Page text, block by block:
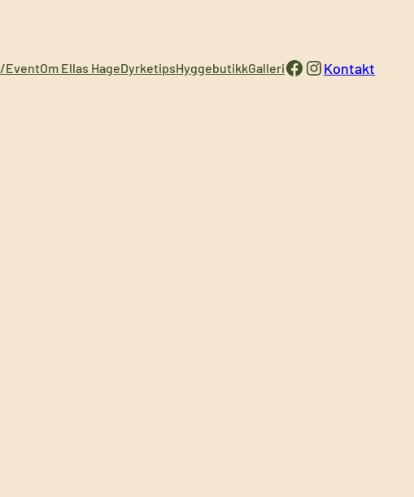
EventOm Ellas HageDyrketipsHyggebutikkGalleriFacebook
Instagram
Kontakt